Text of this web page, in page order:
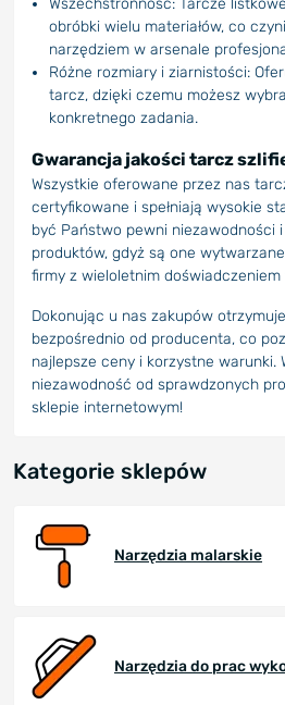
obróbki wielu materiałów, co
narzędziem w arsenale
Różne rozmiary i ziarnistości:
tarcz, dzięki czemu możesz
konkretnego zadania.
Gwarancja jakości tarcz
Wszystkie oferowane przez nas
certyfikowane i spełniają wysokie
być Państwo pewni niezawodności
produktów, gdyż są one
firmy z wieloletnim
Dokonując u nas zakupów
bezpośrednio od producenta, co
najlepsze ceny i korzystne warunki.
niezawodność od sprawdzonych
sklepie internetowym!
Kategorie sklepów
Narzędzia malarskie
Narzędzia do prac